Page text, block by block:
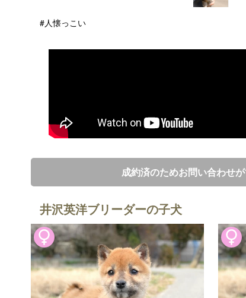
#人懐っこい
成約済のためお問い合わせが
井沢英洋ブリーダーの子犬